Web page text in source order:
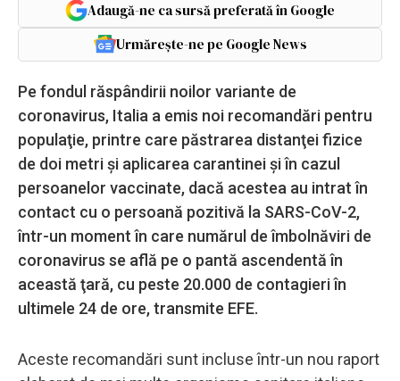
Adaugă-ne ca sursă preferată în Google
Urmărește-ne pe Google News
Pe fondul răspândirii noilor variante de
coronavirus, Italia a emis noi recomandări pentru
populaţie, printre care păstrarea distanţei fizice
de doi metri şi aplicarea carantinei şi în cazul
persoanelor vaccinate, dacă acestea au intrat în
contact cu o persoană pozitivă la SARS-CoV-2,
într-un moment în care numărul de îmbolnăviri de
coronavirus se află pe o pantă ascendentă în
această ţară, cu peste 20.000 de contagieri în
ultimele 24 de ore, transmite EFE.
Aceste recomandări sunt incluse într-un nou raport